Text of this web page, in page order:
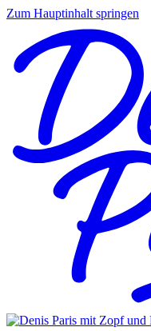
Zum Hauptinhalt springen